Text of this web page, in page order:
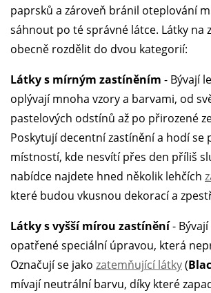
paprsků a zároveň bránil oteplování
sáhnout po té správné látce. Látky na
obecně rozdělit do dvou kategorií:
Látky s mírným zastíněním - Bývají
oplývají mnoha vzory a barvami, od
pastelových odstínů až po přirozené
Poskytují decentní zastínění a hodí se
místností, kde nesvítí přes den příliš
nabídce najdete hned několik lehčích
které budou vkusnou dekorací a
Látky s vyšší mírou zastínění- Bývají
opatřené speciální úpravou, která
Označují se jako zatemňující látky(
mívají neutrální barvu, díky které